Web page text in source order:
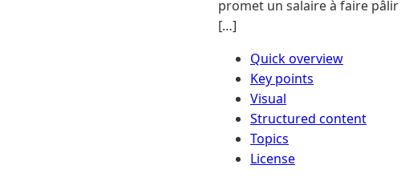
promet un salaire à faire pâlir
[…]
Quick overview
Key points
Visual
Structured content
Topics
License